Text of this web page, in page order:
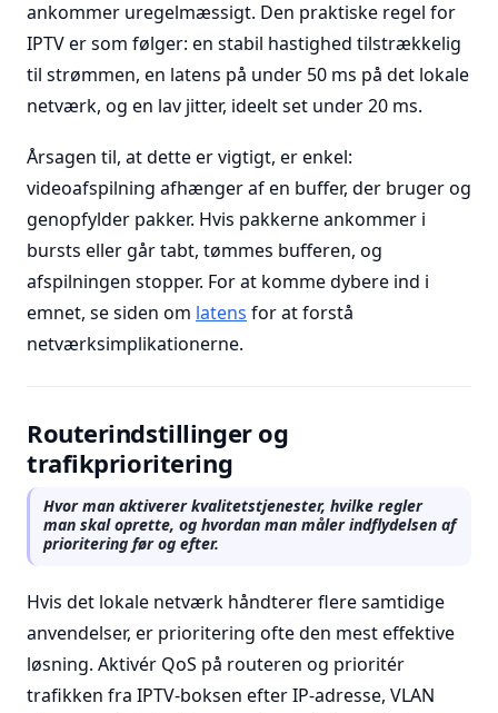
ankommer uregelmæssigt. Den praktiske regel for
IPTV er som følger: en stabil hastighed tilstrækkelig
til strømmen, en latens på under 50 ms på det lokale
netværk, og en lav jitter, ideelt set under 20 ms.
Årsagen til, at dette er vigtigt, er enkel:
videoafspilning afhænger af en buffer, der bruger og
genopfylder pakker. Hvis pakkerne ankommer i
bursts eller går tabt, tømmes bufferen, og
afspilningen stopper. For at komme dybere ind i
emnet, se siden om latens for at forstå
netværksimplikationerne.
Routerindstillinger og
trafikprioritering
Hvor man aktiverer kvalitetstjenester, hvilke regler
man skal oprette, og hvordan man måler indflydelsen af
prioritering før og efter.
Hvis det lokale netværk håndterer flere samtidige
anvendelser, er prioritering ofte den mest effektive
løsning. Aktivér QoS på routeren og prioritér
trafikken fra IPTV-boksen efter IP-adresse, VLAN